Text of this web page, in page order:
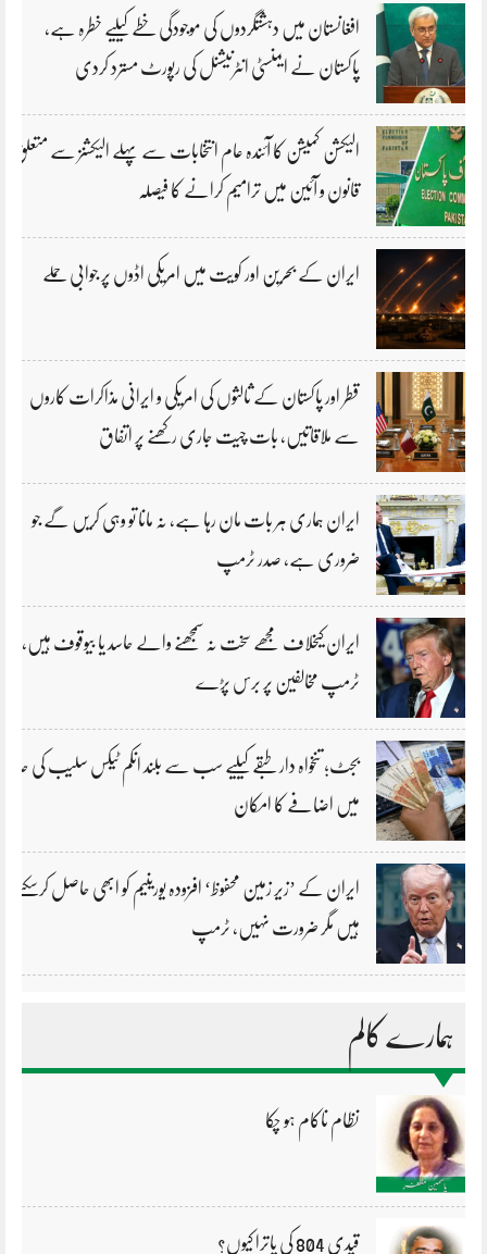
افغانستان میں دہشتگردوں کی موجودگی خطے کیلیے خطرہ ہے،
پاکستان نے ایمنسٹی انٹرنیشنل کی رپورٹ مسترد کردی
الیکشن کمیشن کا آئندہ عام انتخابات سے پہلے الیکشنز سے متعلق
قانون و آئین میں ترامیم کرانے کا فیصلہ
ایران کے بحرین اور کویت میں امریکی اڈوں پر جوابی حملے
قطر اور پاکستان کے ثالثوں کی امریکی و ایرانی مذاکرات کاروں
سے ملاقاتیں، بات چیت جاری رکھنے پر اتفاق
ایران ہماری ہر بات مان رہا ہے، نہ مانا تو وہی کریں گے جو
ضروری ہے، صدر ٹرمپ
ایران کیخلاف مجھے سخت نہ سمجھنے والے حاسد یا بیوقوف ہیں،
ٹرمپ مخالفین پر برس پڑے
بجٹ؛ تنخواہ دار طبقے کیلیے سب سے بلند انکم ٹیکس سلیب کی حد
میں اضافے کا امکان
ایران کے ’زیر زمین محفوظ‘ افزودہ یورینیم کو ابھی حاصل کرسکتے
ہیں مگر ضرورت نہیں، ٹرمپ
ہمارے کالم
نظام ناکام ہو چکا
قیدی 804 کی یاترا کیوں؟